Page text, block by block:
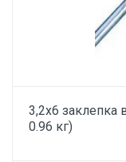
3,2х6
0.96 кг)